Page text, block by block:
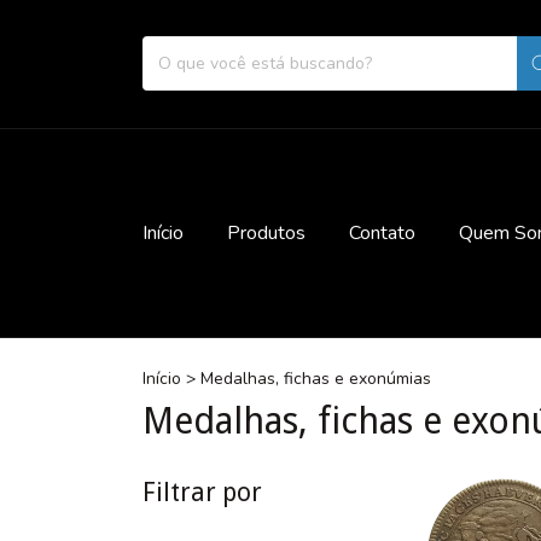
Início Produtos Contato Quem
Início > Medalhas, fichas e exonúmias
Medalhas, fichas e
Filtrar por